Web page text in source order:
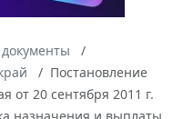
Постановление
от 20 сентября 2011 г.